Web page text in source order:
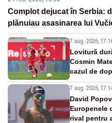
Complot dejucat în Serbia:
plănuiau asasinarea lui
7 aug. 2026,
Lovitură
Cosmin
cazul de
7 aug. 2026,
David
Europenele
rival pentru